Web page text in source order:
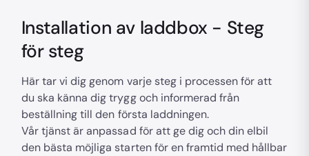
Installation av laddbox - Steg
för steg
Här tar vi dig genom varje steg i processen för att
du ska känna dig trygg och informerad från
beställning till den första laddningen.
Vår tjänst är anpassad för att ge dig och din elbil
den bästa möjliga starten för en framtid med hållbar